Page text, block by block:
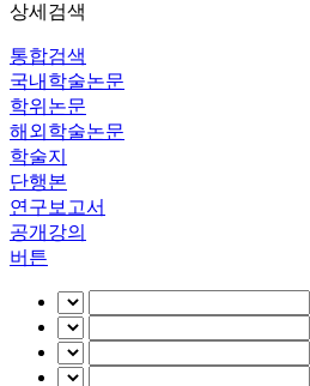
상세검색
통합검색
국내학술논문
학위논문
해외학술논문
학술지
단행본
연구보고서
공개강의
버튼